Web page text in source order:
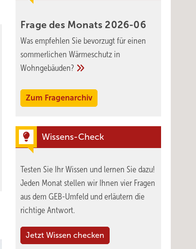
Frage des Monats 2026-06
Was empfehlen Sie bevorzugt für einen
sommerlichen Wärmeschutz in
Wohngebäuden?
Zum Fragenarchiv
Wissens-Check
Testen Sie Ihr Wissen und lernen Sie dazu!
Jeden Monat stellen wir Ihnen vier Fragen
aus dem GEB-Umfeld und erläutern die
richtige Antwort.
Jetzt Wissen checken